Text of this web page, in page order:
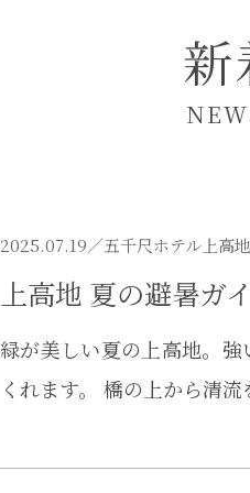
新
2025.07.19／五千尺ホテル上高地
上高地 夏の避暑ガ
緑が美しい夏の上高地。
くれます。 橋の上から清